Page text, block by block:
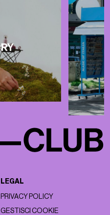
LEGAL
PRIVACY POLICY
GESTISCI COOKIE